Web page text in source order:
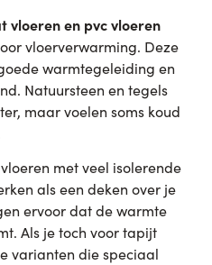
vloeren en pvc vloeren
vloerverwarming. Deze
warmtegeleiding en
Natuursteen en tegels
maar voelen soms koud
met veel isolerende
als een deken over je
ervoor dat de warmte
Als je toch voor tapijt
varianten die speciaal